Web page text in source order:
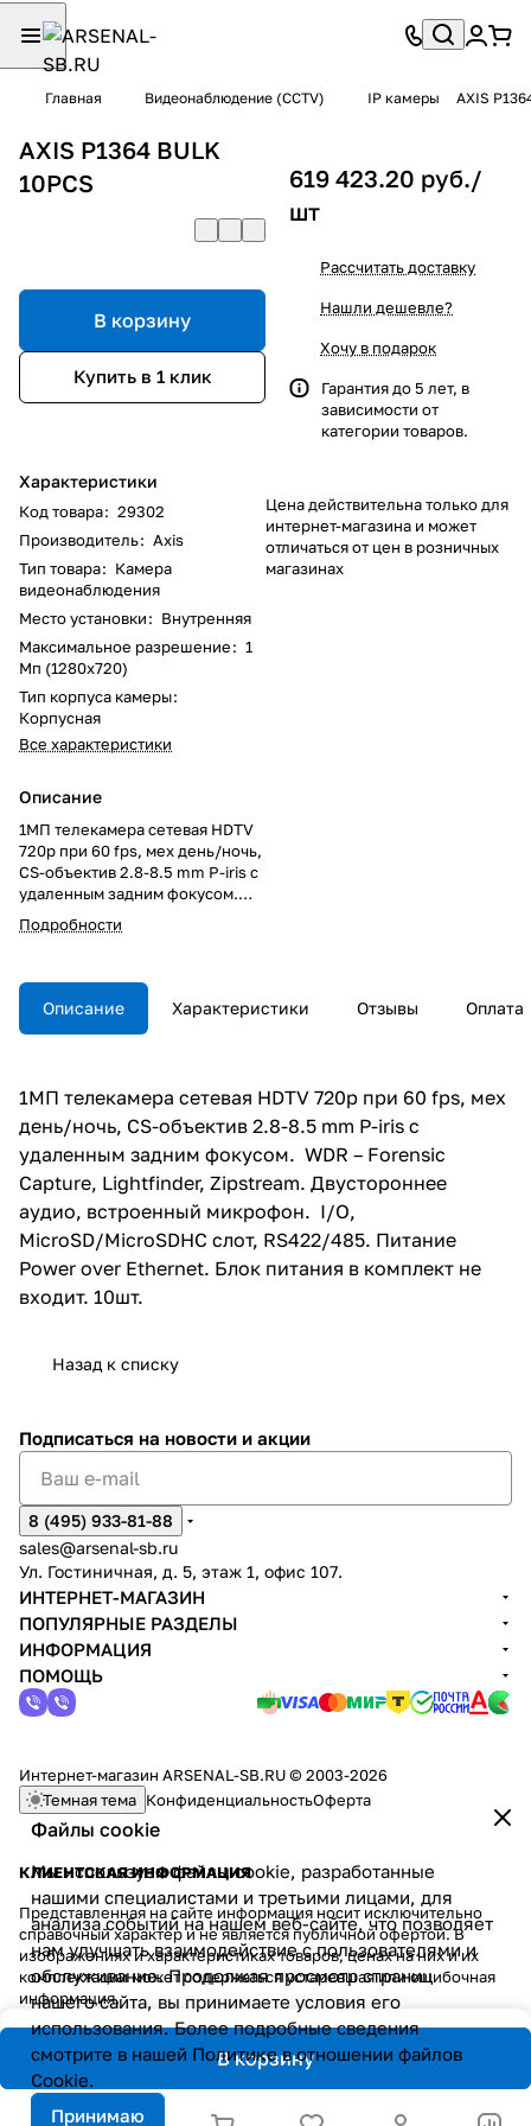
Главная Видеонаблюдение (CCTV) IP камеры AXIS
AXIS P1364 BULK
10PCS
В корзину
Купить в 1 клик
Характеристики
Код товара: 29302
Производитель: Axis
Тип товара: Камера
видеонаблюдения
Место установки: Внутренняя
Максимальное разрешение: 1
Мп (1280x720)
Тип корпуса камеры:
Корпусная
Все характеристики
Описание
1МП телекамера сетевая HDTV
720p при 60 fps, мех день/ночь,
CS-объектив 2.8-8.5 mm P-iris с
удаленным задним фокусом.
WDR – Forensic Capture,
Lightfinder, Zipstream.
встроенный микрофон. I/O,
MicroSD/MicroSDHC слот,
RS422/485. Питание Power over
Подробности
619 423.20 руб./
шт
Рассчитать доставку
Нашли дешевле?
Хочу в подарок
Гарантия до 5 лет, в
зависимости от
категории товаров.
Цена действительна только для
интернет-магазина и может
отличаться от цен в розничных
магазинах
Описание Характеристики Отзывы Оплата
1МП телекамера сетевая HDTV 720p при 60 fps, мех
день/ночь, CS-объектив 2.8-8.5 mm P-iris с
удаленным задним фокусом. WDR – Forensic
Capture, Lightfinder, Zipstream. Двустороннее
аудио, встроенный микрофон. I/O,
MicroSD/MicroSDHC слот, RS422/485. Питание
Power over Ethernet. Блок питания в комплект не
входит. 10шт.
Назад к списку
В корзину
Файлы cookie
Мы используем файлы cookie, разработанные
нашими специалистами и третьими лицами, для
анализа событий на нашем веб-сайте, что позволяет
нам улучшать взаимодействие с пользователями и
обслуживание. Продолжая просмотр страниц
нашего сайта, вы принимаете условия его
использования. Более подробные сведения
смотрите в нашей Политике в отношении файлов
Cookie.
Принимаю
Подписаться на новости и акции
8 (495) 933-81-88
sales@arsenal-sb.ru
Ул. Гостиничная, д. 5, этаж 1, офис 107.
ИНТЕРНЕТ-МАГАЗИН
ПОПУЛЯРНЫЕ РАЗДЕЛЫ
ИНФОРМАЦИЯ
ПОМОЩЬ
Интернет-магазин ARSENAL-SB.RU © 2003-2026
Темная тема КонфиденциальностьОферта
КЛИЕНТСКАЯ ИНФОРМАЦИЯ
Представленная на сайте информация носит исключительно
справочный характер и не является публичной офертой. В
изображениях и характеристиках товаров, ценах на них и их
комплектации может содержаться устаревшая или ошибочная
информация.